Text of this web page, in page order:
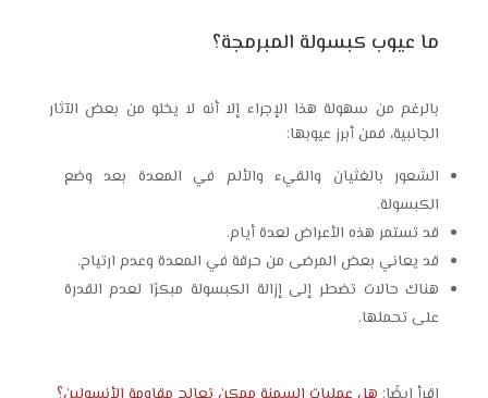
ما عيوب كبسولة المبرمجة؟
بالرغم من سهولة هذا الإجراء إلا أنه لا يخلو من بعض الآثار
الجانبية، فمن أبرز عيوبها:
الشعور بالغثيان والقيء والألم في المعدة بعد وضع
الكبسولة.
قد تستمر هذه الأعراض لعدة أيام.
قد يعاني بعض المرضى من حرقة في المعدة وعدم ارتياح.
هناك حالات تضطر إلى إزالة الكبسولة مبكرًا لعدم القدرة
على تحملها.